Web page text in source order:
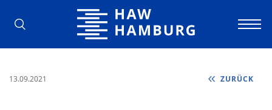
Hochschule für Angewandte
13.09.2021 ZURÜCK